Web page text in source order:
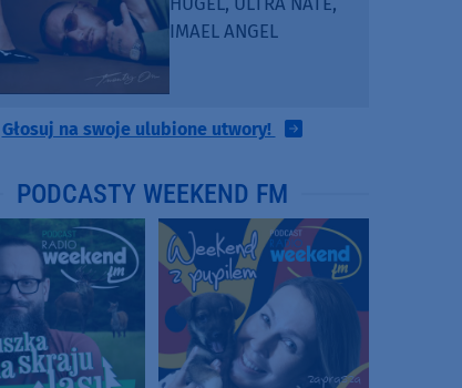
IMAEL ANGEL
Głosuj na swoje ulubione utwory!
PODCASTY WEEKEND FM